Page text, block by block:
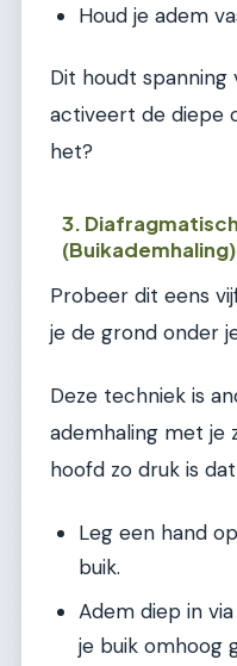
Houd je adem
Dit houdt spanning
activeert de diepe
het?
3.
(Buikademhaling)
Probeer dit eens
je de grond onder
Deze techniek is
ademhaling met je
hoofd zo druk is
Leg een hand
buik.
Adem diep in
je buik omhoog